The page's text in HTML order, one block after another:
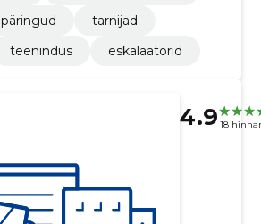
päringud
tarnijad
teenindus eskalaatorid
4.9 18